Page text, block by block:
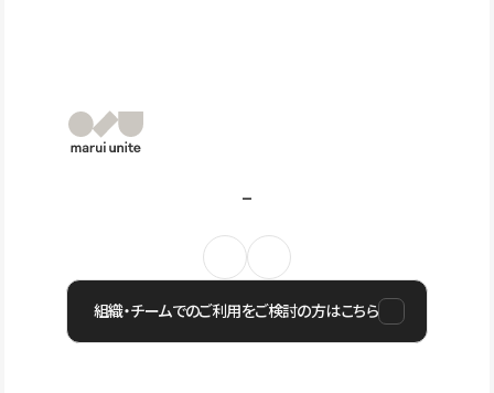
組織・チームでのご利用をご検討の方はこちら